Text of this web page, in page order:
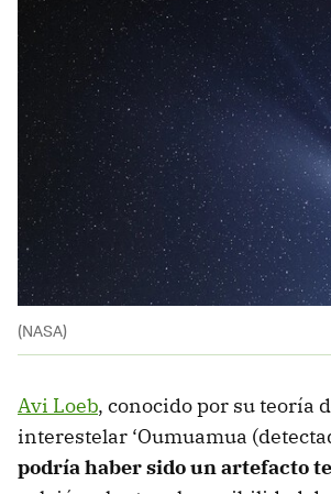
(NASA)
Avi Loeb, conocido por su teoría
interestelar ‘Oumuamua
podría haber sido un artefacto